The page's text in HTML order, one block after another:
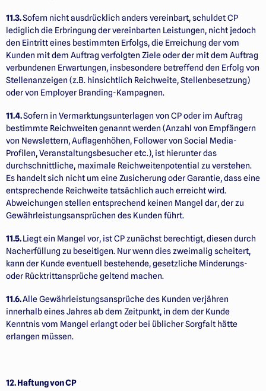
11.3.Sofern nicht ausdrücklich anders vereinbart, schuldet CP
lediglich die Erbringung der vereinbarten Leistungen, nicht jedoch
den Eintritt eines bestimmten Erfolgs, die Erreichung der vom
Kunden mit dem Auftrag verfolgten Ziele oder der mit dem Auftrag
verbundenen Erwartungen, insbesondere betreffend den Erfolg von
Stellenanzeigen (z.B. hinsichtlich Reichweite, Stellenbesetzung)
oder von Employer Branding-Kampagnen.
11.4.Sofern in Vermarktungsunterlagen von CP oder im Auftrag
bestimmte Reichweiten genannt werden (Anzahl von Empfängern
von Newslettern, Auflagenhöhen, Follower von Social Media-
Profilen, Veranstaltungs­besucher etc.), ist hierunter das
durchschnittliche, maximale Reichweitenpotential zu verstehen.
Es handelt sich nicht um eine Zusicherung oder Garantie, dass eine
entsprechende Reichweite tatsächlich auch erreicht wird.
Abweichungen stellen entsprechend keinen Mangel dar, der zu
Gewährleistungs­ansprüchen des Kunden führt.
11.5.Liegt ein Mangel vor, ist CP zunächst berechtigt, diesen durch
Nacherfüllung zu beseitigen. Nur wenn dies zweimalig scheitert,
kann der Kunde eventuell bestehende, gesetzliche Minderungs-
oder Rücktrittansprüche geltend machen.
11.6.Alle Gewährleistungsansprüche des Kunden verjähren
innerhalb eines Jahres ab dem Zeitpunkt, in dem der Kunde
Kenntnis vom Mangel erlangt oder bei üblicher Sorgfalt hätte
erlangen müssen.
12. Haftung von CP